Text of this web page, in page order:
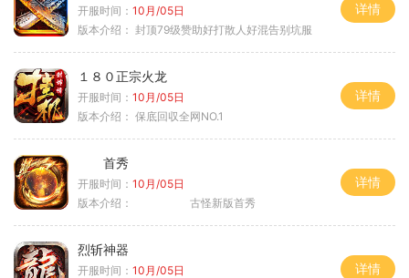
开服时间： 10月/05日
版本介绍： 封顶79级赞助好打散人好混告别坑服
详情
１８０正宗火龙
开服时间： 10月/05日
版本介绍： 保底回収全网NO.1
详情
首秀
开服时间： 10月/05日
版本介绍：
古怪新版首秀
详情
烈斩神器
开服时间： 10月/05日
详情